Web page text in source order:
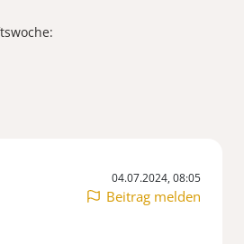
04.07.2024, 08:05
Beitrag melden